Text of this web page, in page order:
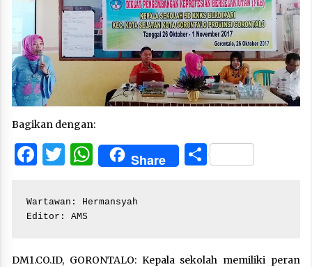
Bagikan dengan:
Facebook
Twitter
WhatsApp
Share Share
Wartawan: Hermansyah
Editor: AMS
DM1.CO.ID, GORONTALO: Kepala sekolah memiliki peran